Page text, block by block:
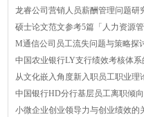
龙睿公司营销人员薪酬管理问题研
硕士论文范文参考5篇「人力资源
M通信公司员工流失问题与策略探
中国农业银行LY支行绩效考核体系
从文化嵌入角度新入职员工职业理
中国银行HD分行基层员工离职倾
小微企业创业领导力与创业绩效的